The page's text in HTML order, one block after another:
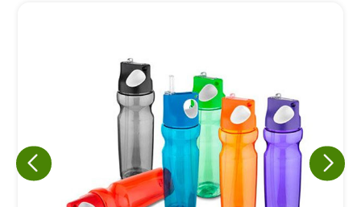
Eu concordo em receber comunicações.
A nossa empresa está comprometida a proteger e respeitar
sua privacidade, utilizaremos seus dados apenas para fins
de marketing. Você pode alterar suas preferências a
qualquer momento.
Iniciar conversa